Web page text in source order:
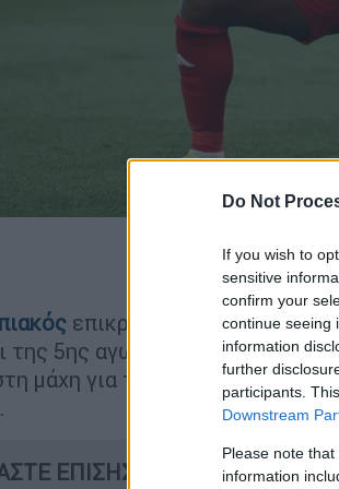
Do Not
If you wish to
sensitive
confirm your
continue seeing
information
further
participants.
Downstream
Please note
information
Προσθέστε
επικράτησε του
της 5ης αγωνιστικής των play
μάχη για τη 2η θέση, η οποία
.
ΕΠΙΣΗΣ